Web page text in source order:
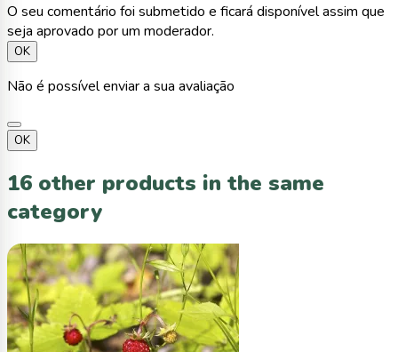
O seu comentário foi submetido e ficará disponível assim que
seja aprovado por um moderador.
OK
Não é possível enviar a sua avaliação
OK
16 other products in the same
category